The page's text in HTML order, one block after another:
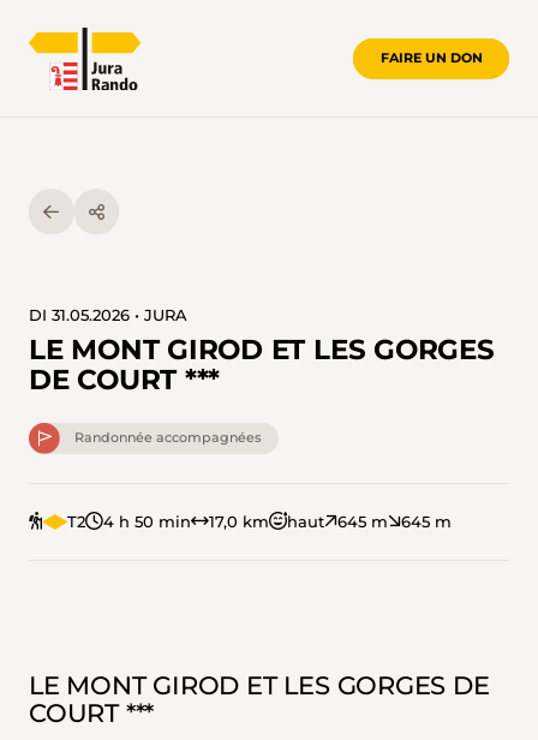
FAIRE UN DON
DI 31.05.2026 • JURA
LE MONT GIROD ET LES GORGES
DE COURT ***
Randonnée accompagnées
T2 4 h 50 min 17,0 km haut 645 m 645 m
LE MONT GIROD ET LES GORGES DE
COURT ***